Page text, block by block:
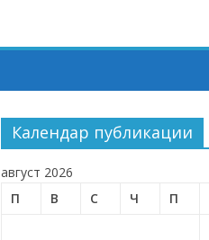
Календар публикации
август 2026
П
В С Ч П